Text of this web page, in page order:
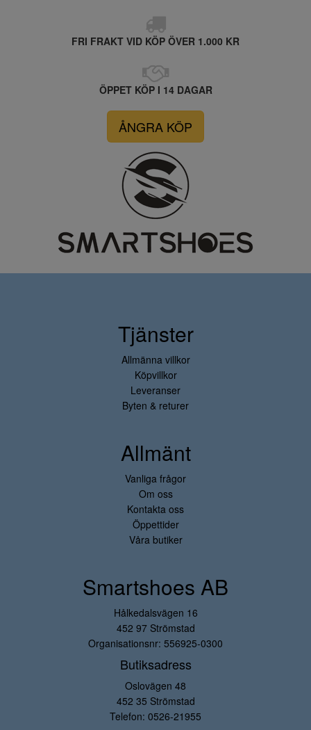
FRI FRAKT VID KÖP ÖVER 1.000 KR
ÖPPET KÖP I 14 DAGAR
ÅNGRA KÖP
Tjänster
Allmänna villkor
Köpvillkor
Leveranser
Byten & returer
Allmänt
Vanliga frågor
Om oss
Kontakta oss
Öppettider
Våra butiker
Smartshoes AB
Hålkedalsvägen 16
452 97 Strömstad
Organisationsnr: 556925-0300
Butiksadress
Oslovägen 48
452 35 Strömstad
Telefon: 0526-21955